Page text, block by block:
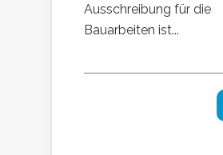
Ausschreibung für die
Bauarbeiten ist...